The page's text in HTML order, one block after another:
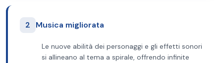
2 Musica migliorata
Le nuove abilità dei personaggi e gli effetti sonori
si allineano al tema a spirale, offrendo infinite